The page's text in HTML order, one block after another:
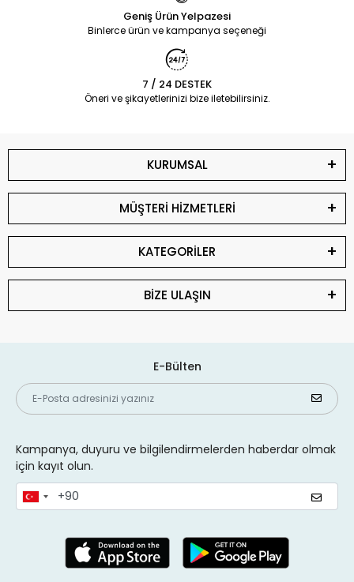
Geniş Ürün Yelpazesi
Binlerce ürün ve kampanya seçeneği
7 / 24 DESTEK
Öneri ve şikayetlerinizi bize iletebilirsiniz.
KURUMSAL
MÜŞTERİ HİZMETLERİ
KATEGORİLER
BİZE ULAŞIN
E-Bülten
Kampanya, duyuru ve bilgilendirmelerden haberdar olmak
için kayıt olun.